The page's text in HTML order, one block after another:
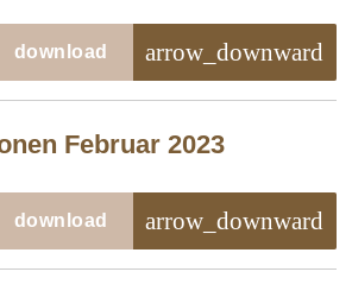
download
arrow_downward
Februar 2023
download
arrow_downward